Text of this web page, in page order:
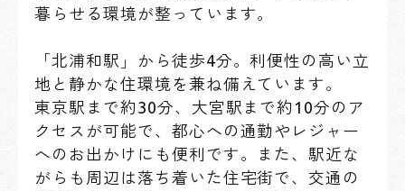
暮らせる環境が整っています。
「北浦和駅」から徒歩4分。利便性の高い立
地と静かな住環境を兼ね備えています。
東京駅まで約30分、大宮駅まで約10分のア
クセスが可能で、都心への通勤やレジャー
へのお出かけにも便利です。また、駅近な
がらも周辺は落ち着いた住宅街で、交通の